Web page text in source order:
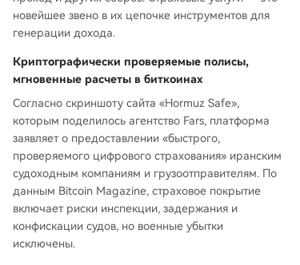
новейшее звено в их цепочке инструментов для
генерации дохода.
Криптографически проверяемые полисы,
мгновенные расчеты в биткоинах
Согласно скриншоту сайта «Hormuz Safe»,
которым поделилось агентство Fars, платформа
заявляет о предоставлении «быстрого,
проверяемого цифрового страхования» иранским
судоходным компаниям и грузоотправителям. По
данным Bitcoin Magazine, страховое покрытие
включает риски инспекции, задержания и
конфискации судов, но военные убытки
исключены.